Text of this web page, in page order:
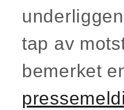
tap av
bemerket